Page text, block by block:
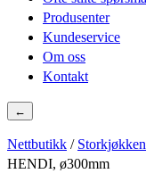
Produsenter
Kundeservice
Om oss
Kontakt
←
Nettbutikk / Storkjøkken
HENDI, ø300mm